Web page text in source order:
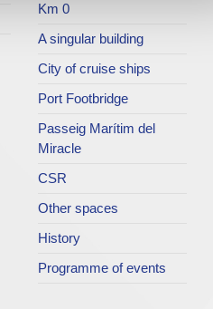
Km 0
A singular building
City of cruise ships
Port Footbridge
Passeig Marítim del
Miracle
CSR
Other spaces
History
Programme of events